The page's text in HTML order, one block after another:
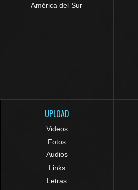
América del Sur
UPLOAD
Videos
Fotos
Audios
Links
Letras